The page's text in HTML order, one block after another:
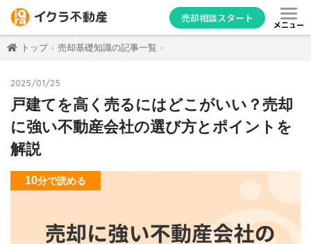
売却相談スタート
メニュー
トップ 売却基礎知識の記事一覧
2025/01/25
戸建てを高く売るにはどこがいい？売却
に強い不動産会社の選び方とポイントを
解説
10分で読める